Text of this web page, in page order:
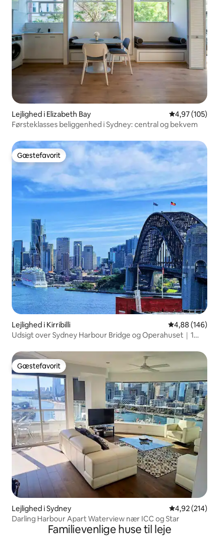
Lejlighed i Elizabeth Bay 4,97 ud af 5 i
4,97 (105)
Førsteklasses beliggenhed i Sydney: central og bekvem
Gæstefavorit
Gæstefavorit
Lejlighed i Kirribilli 4,88 ud af 5 i
4,88 (146)
Udsigt over Sydney Harbour Bridge og Operahuset｜1
Gæstefavorit
Gæstefavorit
Lejlighed i Sydney 4,92 ud af 5 i
4,92 (214)
Darling Harbour Apart Waterview nær ICC og Star
Familievenlige huse til leje